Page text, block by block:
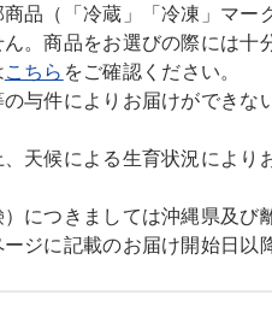
品（「冷蔵」「冷凍」マ
。商品をお選びの際には十
こちら をご確認ください。
与件によりお届けができ
天候による生育状況によ
につきましては沖縄県及び
ジに記載のお届け開始日以